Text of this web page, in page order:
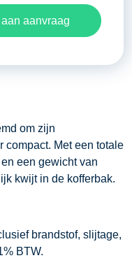
aanvraag
om zijn
compact. Met een totale
een gewicht van
kwijt in de kofferbak.
brandstof, slijtage,
BTW.